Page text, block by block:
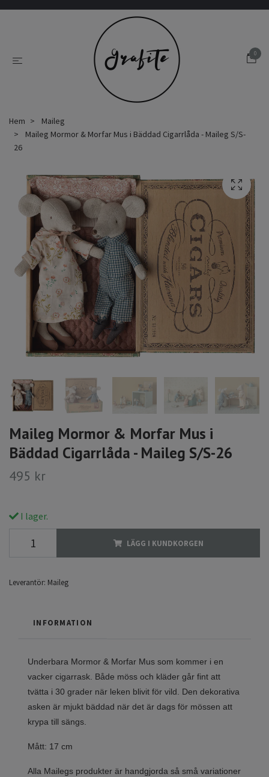
0
Hem
Maileg
Maileg Mormor & Morfar Mus i Bäddad Cigarrlåda - Maileg S/S-
26
Maileg Mormor & Morfar Mus i
Bäddad Cigarrlåda - Maileg S/S-26
495 kr
I lager.
LÄGG I KUNDKORGEN
Leverantör: Maileg
INFORMATION
Underbara Mormor & Morfar Mus som kommer i en
vacker cigarrask. Både möss och kläder går fint att
tvätta i 30 grader när leken blivit för vild. Den dekorativa
asken är mjukt bäddad när det är dags för mössen att
krypa till sängs.
Mått: 17 cm
Alla Mailegs produkter är handgjorda så små variationer